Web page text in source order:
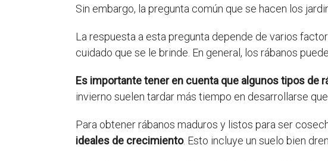
Sin embargo, la pregunta común que se hacen los
La respuesta a esta pregunta depende de varios
cuidado que se le brinde. En general, los rábanos
Es importante tener en cuenta que algunos tipos de
invierno suelen tardar más tiempo en desarrollarse
Para obtener rábanos maduros y listos para ser
ideales de crecimiento. Esto incluye un suelo bien